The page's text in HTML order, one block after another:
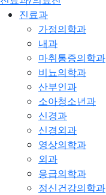
진료과
가정의학과
내과
마취통증의학과
비뇨의학과
산부인과
소아청소년과
신경과
신경외과
영상의학과
외과
응급의학과
정신건강의학과